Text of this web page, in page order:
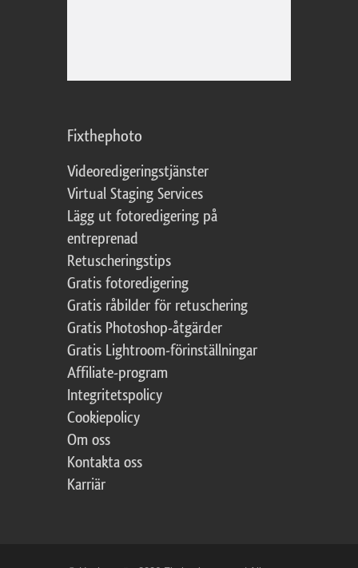
Fixthephoto
Videoredigeringstjänster
Virtual Staging Services
Lägg ut fotoredigering på
entreprenad
Retuscheringstips
Gratis fotoredigering
Gratis råbilder för retuschering
Gratis Photoshop-åtgärder
Gratis Lightroom-förinställningar
Affiliate-program
Integritetspolicy
Cookiepolicy
Om oss
Kontakta oss
Karriär